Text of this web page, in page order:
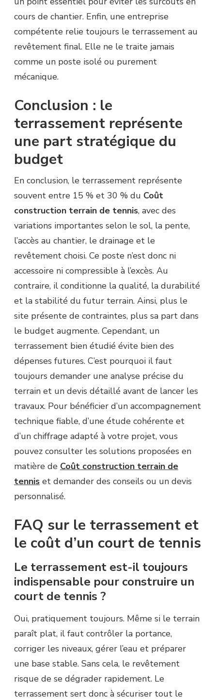
cours de chantier. Enfin, une entreprise
compétente relie toujours le terrassement au
revêtement final. Elle ne le traite jamais
comme un poste isolé ou purement
mécanique.
Conclusion : le
terrassement représente
une part stratégique du
budget
En conclusion, le terrassement représente
souvent entre 15 % et 30 % du Coût
construction terrain de tennis, avec des
variations importantes selon le sol, la pente,
l’accès au chantier, le drainage et le
revêtement choisi. Ce poste n’est donc ni
accessoire ni compressible à l’excès. Au
contraire, il conditionne la qualité, la durabilité
et la stabilité du futur terrain. Ainsi, plus le
site présente de contraintes, plus sa part dans
le budget augmente. Cependant, un
terrassement bien étudié évite bien des
dépenses futures. C’est pourquoi il faut
toujours demander une analyse précise du
terrain et un devis détaillé avant de lancer les
travaux. Pour bénéficier d’un accompagnement
technique fiable, d’une étude cohérente et
d’un chiffrage adapté à votre projet, vous
pouvez consulter les solutions proposées en
matière de Coût construction terrain de
tennis et demander des conseils ou un devis
personnalisé.
FAQ sur le terrassement et
le coût d’un court de tennis
Le terrassement est-il toujours
indispensable pour construire un
court de tennis ?
Oui, pratiquement toujours. Même si le terrain
paraît plat, il faut contrôler la portance,
corriger les niveaux, gérer l’eau et préparer
une base stable. Sans cela, le revêtement
risque de se dégrader rapidement. Le
terrassement sert donc à sécuriser tout le